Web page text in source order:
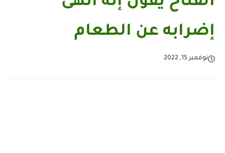
إضرابه عن الطعام
نوفمبر 15, 2022